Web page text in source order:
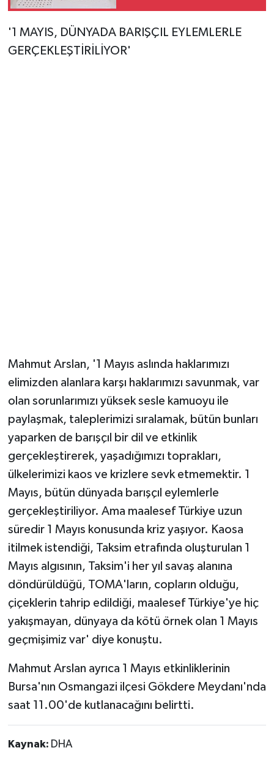
'1 MAYIS, DÜNYADA BARIŞÇIL EYLEMLERLE
GERÇEKLEŞTİRİLİYOR'
Mahmut Arslan, '1 Mayıs aslında haklarımızı
elimizden alanlara karşı haklarımızı savunmak, var
olan sorunlarımızı yüksek sesle kamuoyu ile
paylaşmak, taleplerimizi sıralamak, bütün bunları
yaparken de barışçıl bir dil ve etkinlik
gerçekleştirerek, yaşadığımızı toprakları,
ülkelerimizi kaos ve krizlere sevk etmemektir. 1
Mayıs, bütün dünyada barışçıl eylemlerle
gerçekleştiriliyor. Ama maalesef Türkiye uzun
süredir 1 Mayıs konusunda kriz yaşıyor. Kaosa
itilmek istendiği, Taksim etrafında oluşturulan 1
Mayıs algısının, Taksim'i her yıl savaş alanına
döndürüldüğü, TOMA'ların, copların olduğu,
çiçeklerin tahrip edildiği, maalesef Türkiye'ye hiç
yakışmayan, dünyaya da kötü örnek olan 1 Mayıs
geçmişimiz var' diye konuştu.
Mahmut Arslan ayrıca 1 Mayıs etkinliklerinin
Bursa'nın Osmangazi ilçesi Gökdere Meydanı'nda
saat 11.00'de kutlanacağını belirtti.
Kaynak: DHA